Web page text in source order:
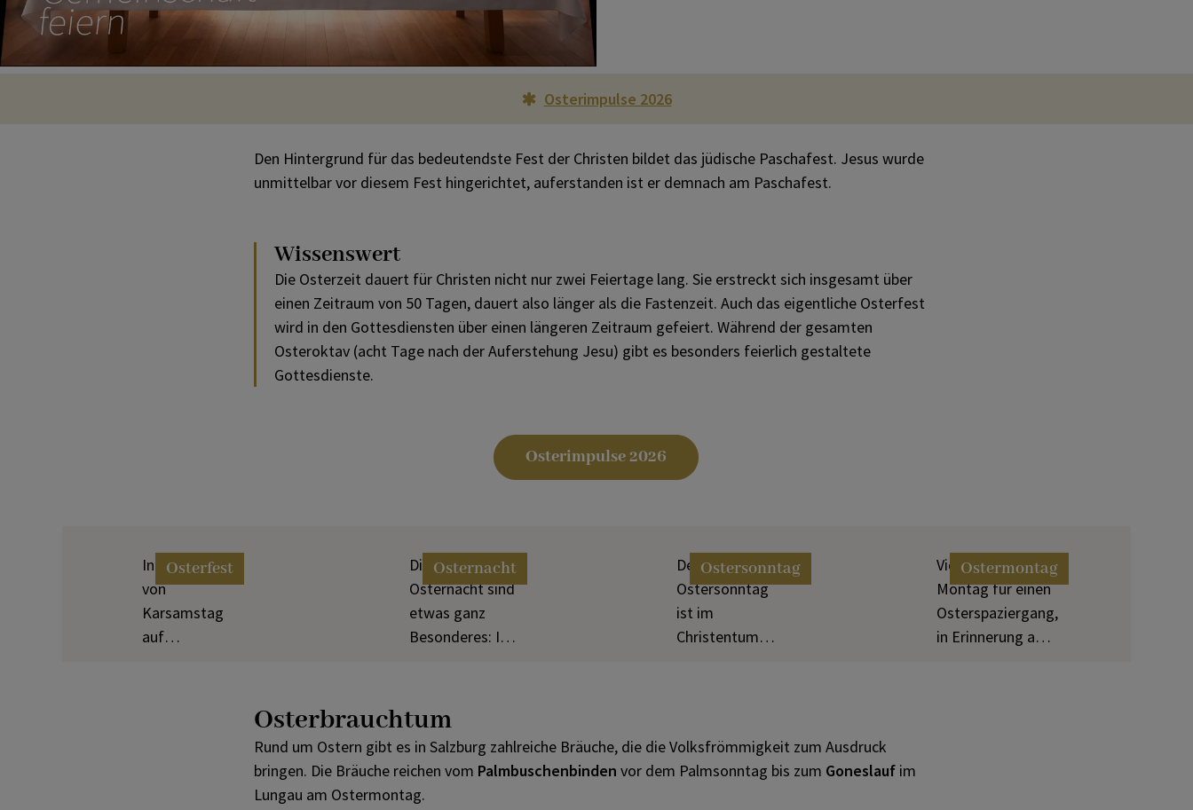
Verstorbene
Aktuelles
Hymne
Pfingsten
Heilige Barbara
Mariä Empfängnis
Online & Social Media
SONSTIGES
Osterimpulse 2026
Den Hintergrund für das bedeutendste Fest der Christen bildet das jüdische Paschafest. Jesus wurde
unmittelbar vor diesem Fest hingerichtet, auferstanden ist er demnach am Paschafest.
Wissenswert
Die Osterzeit dauert für Christen nicht nur zwei Feiertage lang. Sie erstreckt sich insgesamt über
einen Zeitraum von 50 Tagen, dauert also länger als die Fastenzeit. Auch das eigentliche Osterfest
wird in den Gottesdiensten über einen längeren Zeitraum gefeiert. Während der gesamten
Osteroktav (acht Tage nach der Auferstehung Jesu) gibt es besonders feierlich gestaltete
Gottesdienste.
Osterimpulse 2026
Osterfest
In der Nacht
von
Karsamstag
auf
Osternacht
Die Riten in der
Osternacht sind
etwas ganz
Besonderes: In
ist uns Jesus
nahe.
Ostersonntag
Der
Ostersonntag
ist im
Christentum
Feiertag im
Kirchenjahr.
Ostermontag
Viele nutzen den
Montag für einen
Osterspaziergang,
in Erinnerung an
Osterbrauchtum
Rund um Ostern gibt es in Salzburg zahlreiche Bräuche, die die Volksfrömmigkeit zum Ausdruck
bringen. Die Bräuche reichen vom Palmbuschenbinden vor dem Palmsonntag bis zum Goneslaufim
Lungau am Ostermontag.